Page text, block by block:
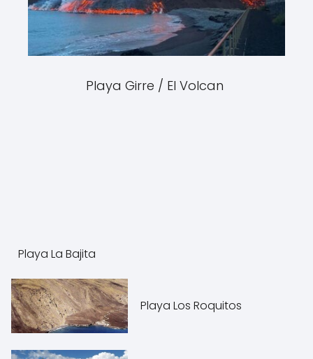
Playa Girre / El Volcan
Playa La Bajita
Playa Los Roquitos